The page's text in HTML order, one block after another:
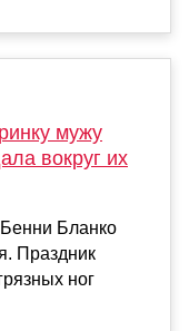
мужу
вокруг их
Бланко
Праздник
ног